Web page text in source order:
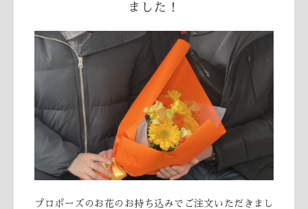
ました！
プロポーズのお花のお持ち込みでご注文いただきまし